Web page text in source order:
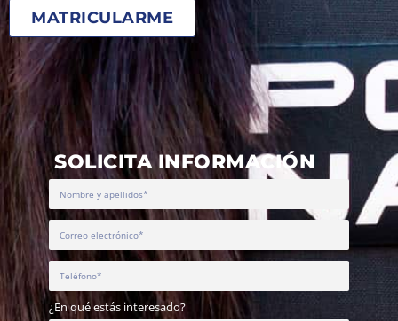
MATRICULARME
SOLICITA INFORMACIÓN
¿En qué estás interesado?